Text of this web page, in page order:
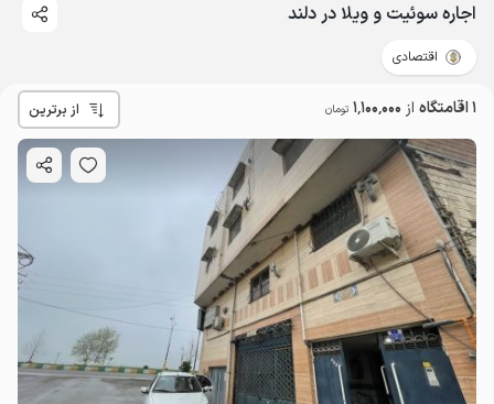
اجاره سوئیت و ویلا در دلند
اقتصادی
1 اقامتگاه از 1٬100٬000 تومان از برترین